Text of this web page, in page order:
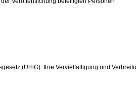
(UrhG). Ihre Vervielfältigung und